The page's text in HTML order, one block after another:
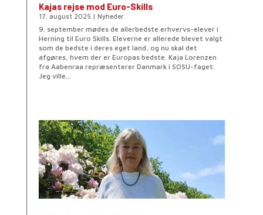
Kajas rejse mod Euro-Skills
17. august 2025 | Nyheder
9. september mødes de allerbedste erhvervs-elever i
Herning til Euro Skills. Eleverne er allerede blevet valgt
som de bedste i deres eget land, og nu skal det
afgøres, hvem der er Europas bedste. Kaja Lorenzen
fra Aabenraa repræsenterer Danmark i SOSU-faget.
Jeg ville...